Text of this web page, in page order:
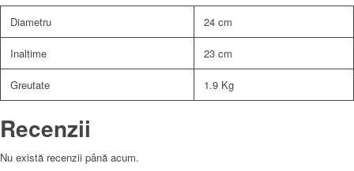
Diametru 24 cm
Inaltime 23 cm
Greutate 1.9 Kg
Recenzii
Nu există recenzii până acum.